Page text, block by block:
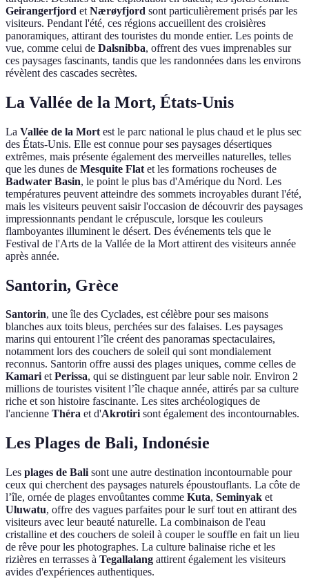
Geirangerfjord et Nærøyfjord sont particulièrement prisés par les
visiteurs. Pendant l'été, ces régions accueillent des croisières
panoramiques, attirant des touristes du monde entier. Les points de
vue, comme celui de Dalsnibba, offrent des vues imprenables sur
ces paysages fascinants, tandis que les randonnées dans les environs
révèlent des cascades secrètes.
La Vallée de la Mort, États-Unis
La Vallée de la Mort est le parc national le plus chaud et le plus sec
des États-Unis. Elle est connue pour ses paysages désertiques
extrêmes, mais présente également des merveilles naturelles, telles
que les dunes de Mesquite Flat et les formations rocheuses de
Badwater Basin, le point le plus bas d'Amérique du Nord. Les
températures peuvent atteindre des sommets incroyables durant l'été,
mais les visiteurs peuvent saisir l'occasion de découvrir des paysages
impressionnants pendant le crépuscule, lorsque les couleurs
flamboyantes illuminent le désert. Des événements tels que le
Festival de l'Arts de la Vallée de la Mort attirent des visiteurs année
après année.
Santorin, Grèce
Santorin, une île des Cyclades, est célèbre pour ses maisons
blanches aux toits bleus, perchées sur des falaises. Les paysages
marins qui entourent l’île créent des panoramas spectaculaires,
notamment lors des couchers de soleil qui sont mondialement
reconnus. Santorin offre aussi des plages uniques, comme celles de
KamarietPerissa, qui se distinguent par leur sable noir. Environ 2
millions de touristes visitent l’île chaque année, attirés par sa culture
riche et son histoire fascinante. Les sites archéologiques de
l'ancienne Théra et d'Akrotirisont également des incontournables.
Les Plages de Bali, Indonésie
Les plages de Bali sont une autre destination incontournable pour
ceux qui cherchent des paysages naturels époustouflants. La côte de
l’île, ornée de plages envoûtantes comme Kuta, Seminyak et
Uluwatu, offre des vagues parfaites pour le surf tout en attirant des
visiteurs avec leur beauté naturelle. La combinaison de l'eau
cristalline et des couchers de soleil à couper le souffle en fait un lieu
de rêve pour les photographes. La culture balinaise riche et les
rizières en terrasses à Tegallalang attirent également les visiteurs
avides d'expériences authentiques.